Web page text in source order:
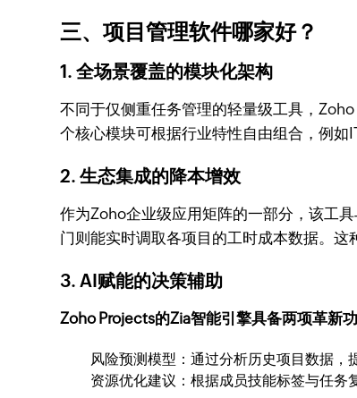
三、项目管理软件哪家好？
1. 全场景覆盖的模块化架构
不同于仅侧重任务管理的轻量级工具，
个核心模块可根据行业特性自由组合，例如
2. 生态集成的降本增效
作为Zoho企业级应用矩阵的一部分，该工
门则能实时调取各项目的工时成本数据。这
3. AI赋能的决策辅助
Zoho Projects的Zia智能引擎具备两项革新功
风险预测模型：通过分析历史项目数据
资源优化建议：根据成员技能标签与任务